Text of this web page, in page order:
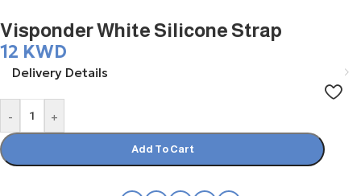
Visponder White Silicone Strap
12 KWD
Delivery Details
- +
Add To Cart